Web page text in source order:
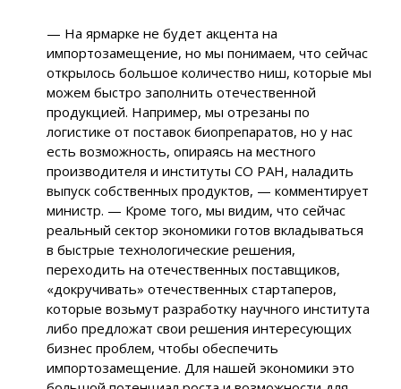
— На ярмарке не будет акцента на
импортозамещение, но мы понимаем, что сейчас
открылось большое количество ниш, которые мы
можем быстро заполнить отечественной
продукцией. Например, мы отрезаны по
логистике от поставок биопрепаратов, но у нас
есть возможность, опираясь на местного
производителя и институты СО РАН, наладить
выпуск собственных продуктов, — комментирует
министр. — Кроме того, мы видим, что сейчас
реальный сектор экономики готов вкладываться
в быстрые технологические решения,
переходить на отечественных поставщиков,
«докручивать» отечественных стартаперов,
которые возьмут разработку научного института
либо предложат свои решения интересующих
бизнес проблем, чтобы обеспечить
импортозамещение. Для нашей экономики это